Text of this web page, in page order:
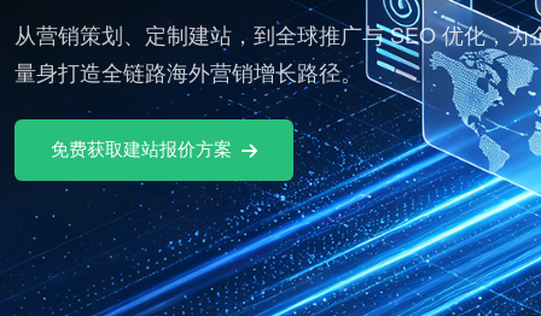
推广与 SEO 优化，为企业
径。
标准化批量出片，适配海外
分发全球渠道。
免费试用Ai社媒软件